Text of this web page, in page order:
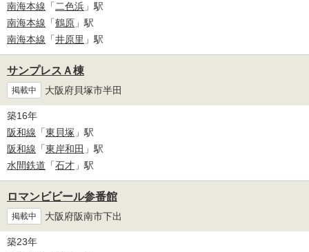
南海本線 「二色浜 」駅
南海本線 「鶴原 」駅
南海本線 「井原里 」駅
サンプレスＡ棟
掲載中 大阪府貝塚市半田
築16年
阪和線 「東貝塚 」駅
阪和線 「東岸和田 」駅
水間鉄道 「石才 」駅
ロマンビビール参番館
掲載中 大阪府阪南市下出
築23年